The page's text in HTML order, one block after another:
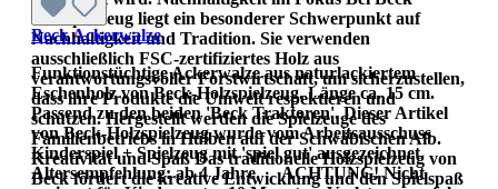
Holzspielzeug liegt ein besonderer Schwerpunkt auf
Nachhaltigkeit und Tradition. Sie verwenden
ausschließlich FSC-zertifiziertes Holz aus
verantwortungsvoller Forstwirtschaft, um sicherzustellen,
dass ihre Produkte die Umwelt respektieren und
schützen. Hergestellt werden die Spielzeuge des
Familienbetriebs in Hülben auf der Schwäbischen Alb.
Kreativität und Spaß Das traditionelle Holzspielzeug von
Beck fördert die kreative Entwicklung und den Spielspaß
Beck Ackerwalze
Funktionstüchtige Ackerwalze aus naturlackiertem
Eschenholz von Beck-Holzspielzeug. Länge ca. 15 cm.
Passend zu den beiden 'Beck Traktoren'. Dieser Artikel
von Beck-Holzspielzeug wurde vom Arbeitsausschuss
Kinderspiel + Spielzeug mit 'spiel gut' ausgezeichnet.
Altersempfehlung: ab 4 Jahre. ACHTUNG! Nicht